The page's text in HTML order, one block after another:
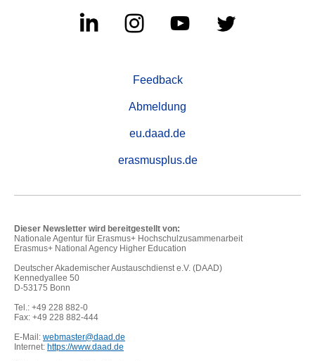
Feedback
Abmeldung
eu.daad.de
erasmusplus.de
Dieser Newsletter wird bereitgestellt von:
Nationale Agentur für Erasmus+ Hochschulzusammenarbeit
Erasmus+ National Agency Higher Education
Deutscher Akademischer Austauschdienst e.V. (DAAD)
Kennedyallee 50
D-53175 Bonn
Tel.: +49 228 882-0
Fax: +49 228 882-444
E-Mail: webmaster@daad.de
Internet: https://www.daad.de